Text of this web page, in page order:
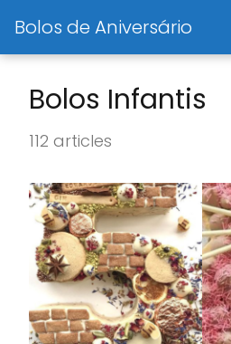
Bolos de Aniversário
Bolos Infantis
112 articles